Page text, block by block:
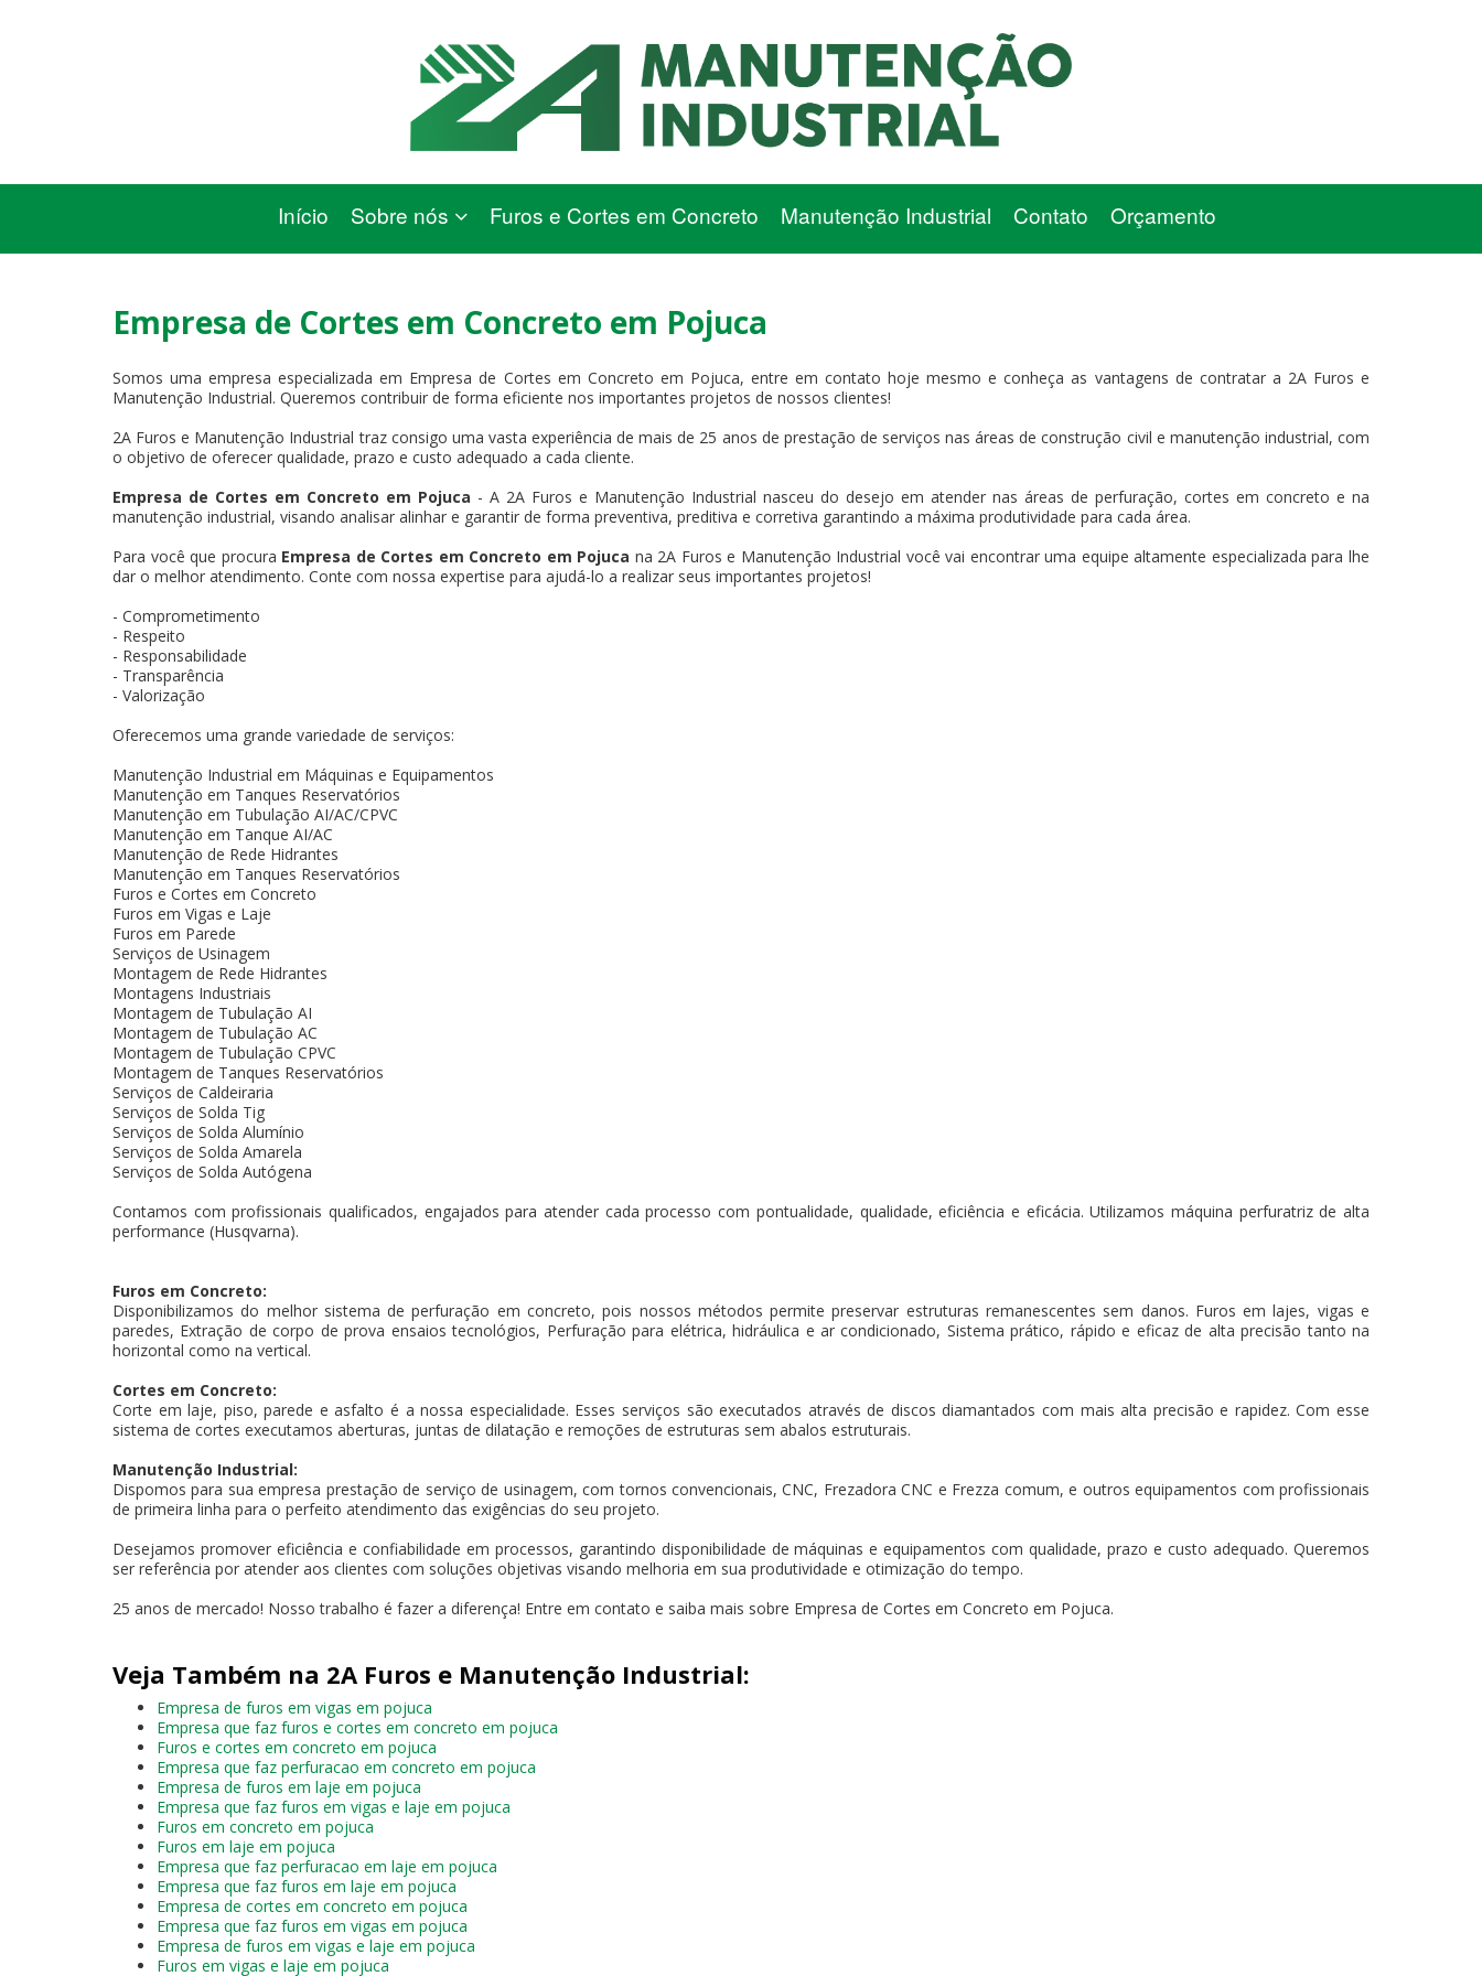
Início Sobre nós Furos e Cortes em Concreto Manutenção Industrial Contato Orçamento
Empresa de Cortes em Concreto em Pojuca
Somos uma empresa especializada em Empresa de Cortes em Concreto em Pojuca, entre em contato hoje mesmo e conheça as vantagens de contratar a 2A Furos e
Manutenção Industrial. Queremos contribuir de forma eficiente nos importantes projetos de nossos clientes!
2A Furos e Manutenção Industrial traz consigo uma vasta experiência de mais de 25 anos de prestação de serviços nas áreas de construção civil e manutenção industrial, com
o objetivo de oferecer qualidade, prazo e custo adequado a cada cliente.
Empresa de Cortes em Concreto em Pojuca - A 2A Furos e Manutenção Industrial nasceu do desejo em atender nas áreas de perfuração, cortes em concreto e na
manutenção industrial, visando analisar alinhar e garantir de forma preventiva, preditiva e corretiva garantindo a máxima produtividade para cada área.
Para você que procura Empresa de Cortes em Concreto em Pojuca na 2A Furos e Manutenção Industrial você vai encontrar uma equipe altamente especializada para lhe
dar o melhor atendimento. Conte com nossa expertise para ajudá-lo a realizar seus importantes projetos!
- Comprometimento
- Respeito
- Responsabilidade
- Transparência
- Valorização
Oferecemos uma grande variedade de serviços:
Manutenção Industrial em Máquinas e Equipamentos
Manutenção em Tanques Reservatórios
Manutenção em Tubulação AI/AC/CPVC
Manutenção em Tanque AI/AC
Manutenção de Rede Hidrantes
Manutenção em Tanques Reservatórios
Furos e Cortes em Concreto
Furos em Vigas e Laje
Furos em Parede
Serviços de Usinagem
Montagem de Rede Hidrantes
Montagens Industriais
Montagem de Tubulação AI
Montagem de Tubulação AC
Montagem de Tubulação CPVC
Montagem de Tanques Reservatórios
Serviços de Caldeiraria
Serviços de Solda Tig
Serviços de Solda Alumínio
Serviços de Solda Amarela
Serviços de Solda Autógena
Contamos com profissionais qualificados, engajados para atender cada processo com pontualidade, qualidade, eficiência e eficácia. Utilizamos máquina perfuratriz de alta
performance (Husqvarna).
Furos em Concreto:
Disponibilizamos do melhor sistema de perfuração em concreto, pois nossos métodos permite preservar estruturas remanescentes sem danos. Furos em lajes, vigas e
paredes, Extração de corpo de prova ensaios tecnológios, Perfuração para elétrica, hidráulica e ar condicionado, Sistema prático, rápido e eficaz de alta precisão tanto na
horizontal como na vertical.
Cortes em Concreto:
Corte em laje, piso, parede e asfalto é a nossa especialidade. Esses serviços são executados através de discos diamantados com mais alta precisão e rapidez. Com esse
sistema de cortes executamos aberturas, juntas de dilatação e remoções de estruturas sem abalos estruturais.
Manutenção Industrial:
Dispomos para sua empresa prestação de serviço de usinagem, com tornos convencionais, CNC, Frezadora CNC e Frezza comum, e outros equipamentos com profissionais
de primeira linha para o perfeito atendimento das exigências do seu projeto.
Desejamos promover eficiência e confiabilidade em processos, garantindo disponibilidade de máquinas e equipamentos com qualidade, prazo e custo adequado. Queremos
ser referência por atender aos clientes com soluções objetivas visando melhoria em sua produtividade e otimização do tempo.
25 anos de mercado! Nosso trabalho é fazer a diferença! Entre em contato e saiba mais sobre Empresa de Cortes em Concreto em Pojuca.
Veja Também na 2A Furos e Manutenção Industrial:
Empresa de furos em vigas em pojuca
Empresa que faz furos e cortes em concreto em pojuca
Furos e cortes em concreto em pojuca
Empresa que faz perfuracao em concreto em pojuca
Empresa de furos em laje em pojuca
Empresa que faz furos em vigas e laje em pojuca
Furos em concreto em pojuca
Furos em laje em pojuca
Empresa que faz perfuracao em laje em pojuca
Empresa que faz furos em laje em pojuca
Empresa de cortes em concreto em pojuca
Empresa que faz furos em vigas em pojuca
Empresa de furos em vigas e laje em pojuca
Furos em vigas e laje em pojuca